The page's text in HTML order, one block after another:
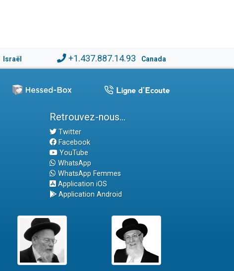
Israël +1.437.887.14.93 Canada
Retrouvez-nous...
Twitter
Facebook
YouTube
WhatsApp
WhatsApp Femmes
Application iOS
Application Android